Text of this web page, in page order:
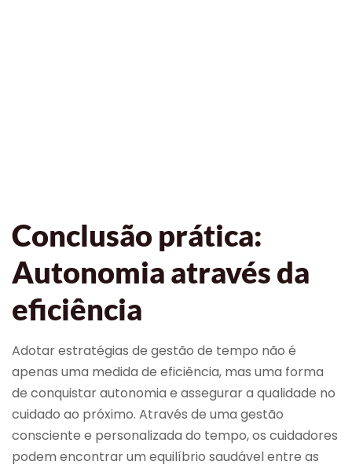
Conclusão prática:
Autonomia através da
eficiência
Adotar estratégias de gestão de tempo não é
apenas uma medida de eficiência, mas uma forma
de conquistar autonomia e assegurar a qualidade no
cuidado ao próximo. Através de uma gestão
consciente e personalizada do tempo, os cuidadores
podem encontrar um equilíbrio saudável entre as